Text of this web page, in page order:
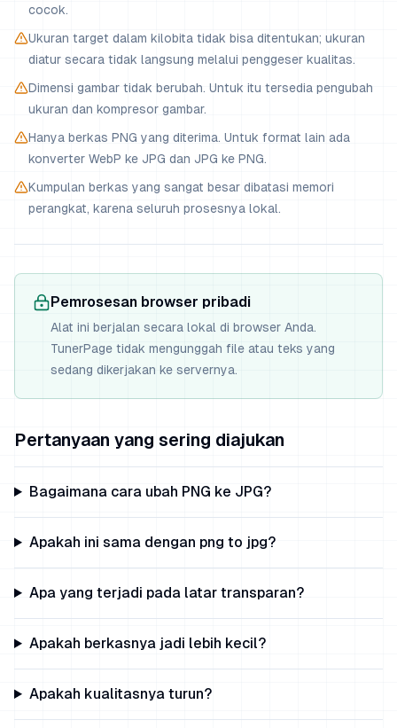
cocok.
Ukuran target dalam kilobita tidak bisa ditentukan; ukuran
diatur secara tidak langsung melalui penggeser kualitas.
Dimensi gambar tidak berubah. Untuk itu tersedia pengubah
ukuran dan kompresor gambar.
Hanya berkas PNG yang diterima. Untuk format lain ada
konverter WebP ke JPG dan JPG ke PNG.
Kumpulan berkas yang sangat besar dibatasi memori
perangkat, karena seluruh prosesnya lokal.
Pemrosesan browser pribadi
Alat ini berjalan secara lokal di browser Anda.
TunerPage tidak mengunggah file atau teks yang
sedang dikerjakan ke servernya.
Pertanyaan yang sering diajukan
Bagaimana cara ubah PNG ke JPG?
Apakah ini sama dengan png to jpg?
Apa yang terjadi pada latar transparan?
Apakah berkasnya jadi lebih kecil?
Apakah kualitasnya turun?